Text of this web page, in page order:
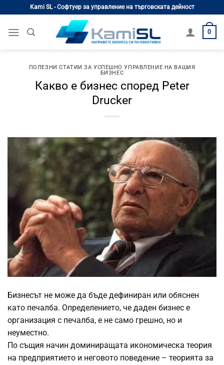
content
Kami SL - Софтуер за управление на търговската дейност
0
ПОЛЕЗНИ СТАТИИ ЗА УСПЕШНО УПРАВЛЕНИЕ НА ВАШИЯ
БИЗНЕС
Какво е бизнес според Peter
Drucker
Бизнесът не може да бъде дефиниран или обяснен
като печалба. Определението, че даден бизнес е
организация с печалба, е не само грешно, но и
неуместно.
По същия начин доминиращата икономическа теория
на предприятието и неговото поведение – теорията за